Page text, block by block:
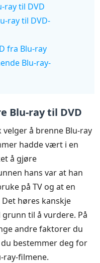
ray til DVD
ray til DVD-
fra Blu-ray
Blu-ray-
Blu-ray til DVD
å brenne Blu-ray
hadde vært i en
å gjøre
hans var at han
på TV og at en
høres kanskje
til å vurdere. På
andre faktorer du
bestemmer deg for
ray-filmene.